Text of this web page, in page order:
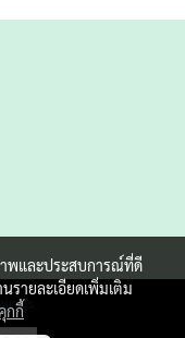
าพและประสบการณ์ที่ดี
รายละเอียดเพิ่มเติม
กกี้